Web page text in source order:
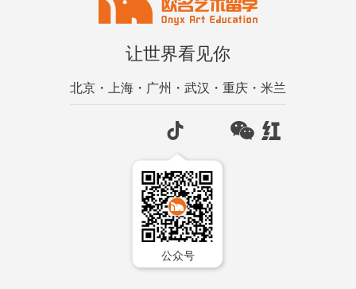
让世界看见你
北京・上海・广州・武汉・重庆・米兰
公众号